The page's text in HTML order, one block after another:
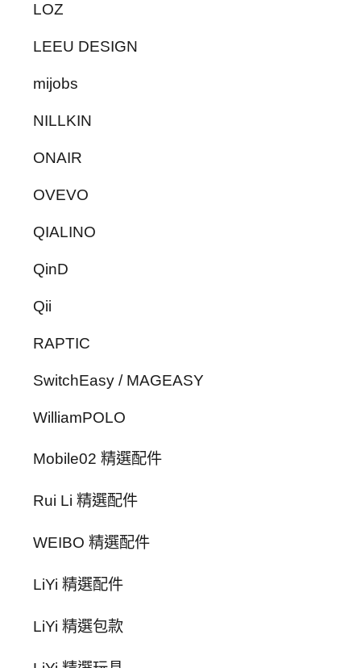
LOZ
LEEU DESIGN
mijobs
NILLKIN
ONAIR
OVEVO
QIALINO
QinD
Qii
RAPTIC
SwitchEasy / MAGEASY
WilliamPOLO
Mobile02 精選配件
Rui Li 精選配件
WEIBO 精選配件
LiYi 精選配件
LiYi 精選包款